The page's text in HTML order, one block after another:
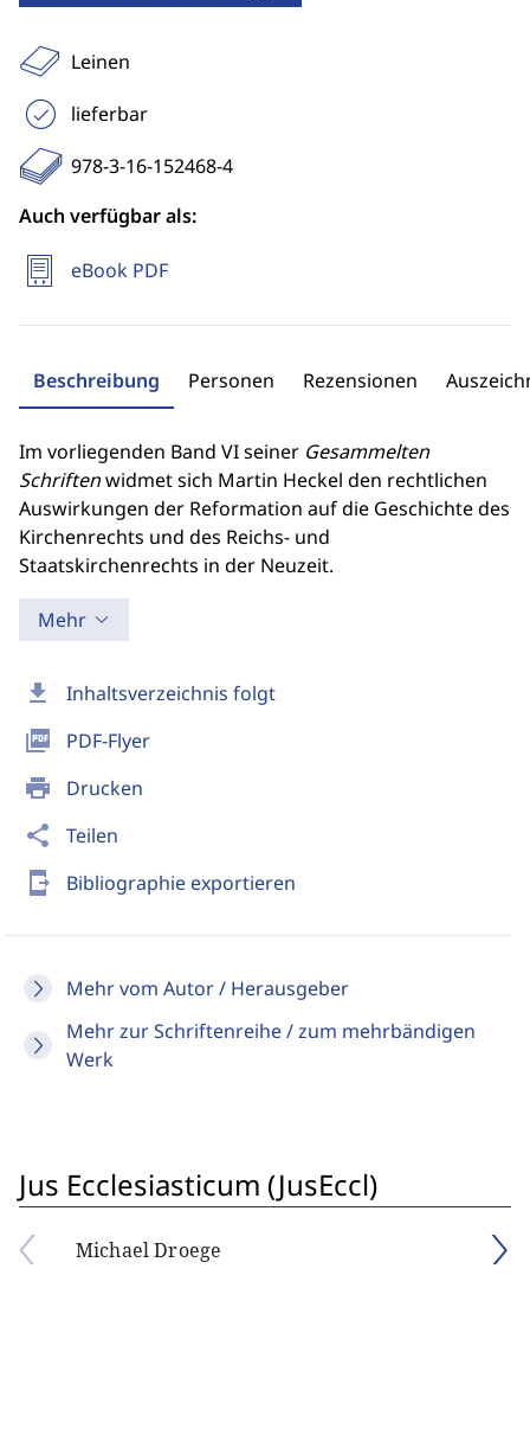
download Inhaltsverzeichnis folgt
picture_as_pdf PDF-Flyer
print Drucken
share Teilen
send_to_mobile Bibliographie exportieren
Mehr vom Autor / Herausgeber
Mehr zur Schriftenreihe / zum mehrbändigen
Werk
Leinen
lieferbar
978-3-16-152468-4
Auch verfügbar als:
eBook PDF
Beschreibung Personen Rezensionen
Im vorliegenden Band VI seiner Gesammelten
Schriftenwidmet sich Martin Heckel den rechtlichen
Auswirkungen der Reformation auf die Geschichte des
Kirchenrechts und des Reichs- und
Staatskirchenrechts in der Neuzeit.
Mehr
Jus Ecclesiasticum (JusEccl)
Michael Droege